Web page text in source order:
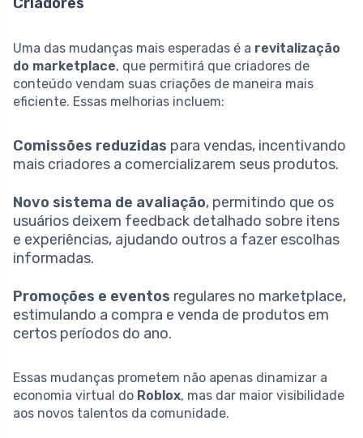
Criadores
Uma das mudanças mais esperadas é a revitalização
do marketplace, que permitirá que criadores de
conteúdo vendam suas criações de maneira mais
eficiente. Essas melhorias incluem:
Comissões reduzidas para vendas, incentivando
mais criadores a comercializarem seus produtos.
Novo sistema de avaliação, permitindo que os
usuários deixem feedback detalhado sobre itens
e experiências, ajudando outros a fazer escolhas
informadas.
Promoções e eventos regulares no marketplace,
estimulando a compra e venda de produtos em
certos períodos do ano.
Essas mudanças prometem não apenas dinamizar a
economia virtual do Roblox, mas dar maior visibilidade
aos novos talentos da comunidade.